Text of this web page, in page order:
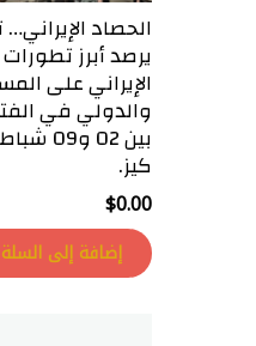
الحصاد
يرصد أبرز
الإيراني على
والدولي في
بين 02
كيز.
$0.00
إضافة إلى السلة